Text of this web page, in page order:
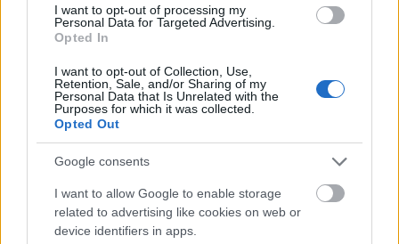
I want to opt-out of processing my
Personal Data for Targeted Advertising.
Opted In
I want to opt-out of Collection, Use,
Retention, Sale, and/or Sharing of my
Personal Data that Is Unrelated with the
Purposes for which it was collected.
Opted Out
Google consents
I want to allow Google to enable storage
related to advertising like cookies on web or
device identifiers in apps.